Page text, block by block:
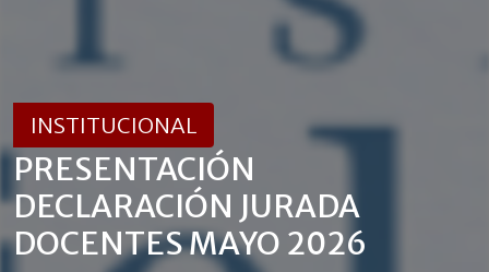
INSTITUCIONAL
PRESENTACIÓN
DECLARACIÓN JURADA
DOCENTES MAYO 2026